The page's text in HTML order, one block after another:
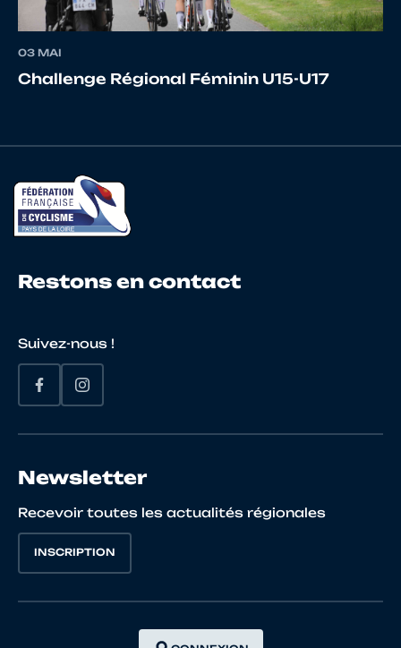
17 10116551140 MARCHAND Pierre
19 10067865325
20 10085049277 MARCENAC
21
22 10010946634
10065750826
03 MAI
Challenge Régional Féminin U15-U17
Restons en contact
Suivez-nous !
Newsletter
Recevoir toutes les actualités régionales
INSCRIPTION